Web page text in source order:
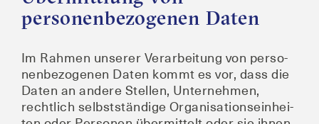
personenbezogenen Daten
Im Rah­men unse­rer Ver­ar­bei­tung von per­so­
nen­be­zo­ge­nen Daten kommt es vor, dass die
Daten an ande­re Stel­len, Unter­neh­men,
recht­lich selbst­stän­di­ge Orga­ni­sa­ti­ons­ein­hei­